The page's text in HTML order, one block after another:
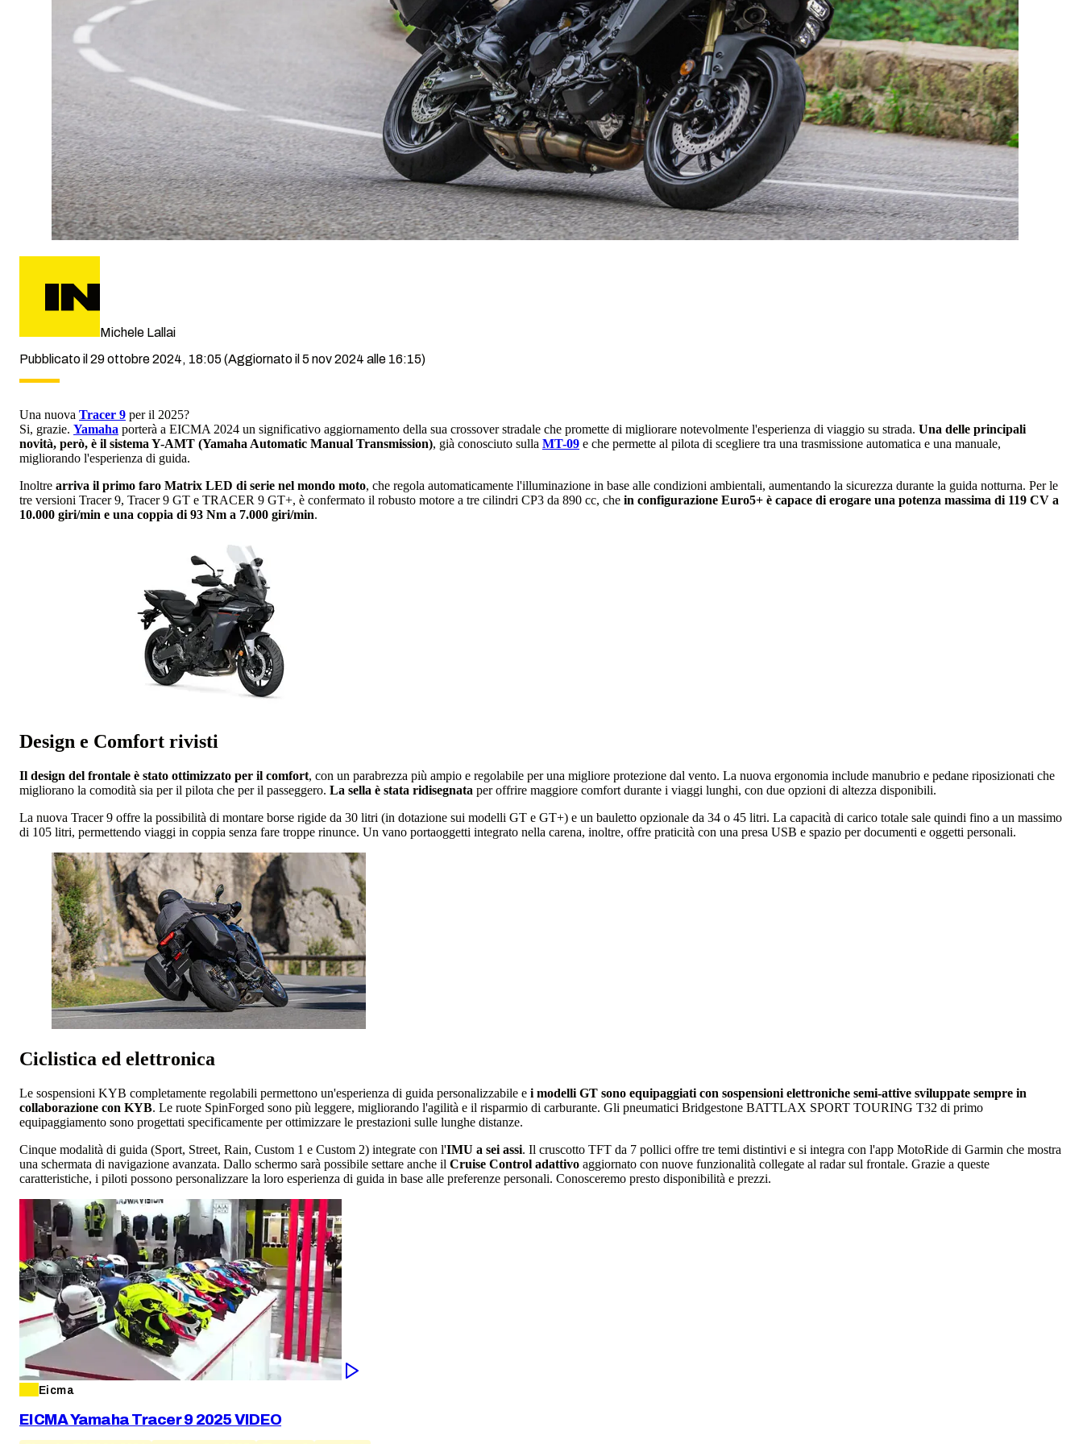
Michele Lallai
Pubblicato il 29 ottobre 2024, 18:05 (Aggiornato il 5 nov 2024 alle 16:15)
Una nuova Tracer 9 per il 2025?
Si, grazie. Yamaha porterà a EICMA 2024 un significativo aggiornamento della sua crossover stradale che promette di migliorare notevolmente l'esperienza di viaggio su strada. Una delle principali
novità, però, è il sistema Y-AMT (Yamaha Automatic Manual Transmission), già conosciuto sulla MT-09 e che permette al pilota di scegliere tra una trasmissione automatica e una manuale,
migliorando l'esperienza di guida.
Inoltre arriva il primo faro Matrix LED di serie nel mondo moto, che regola automaticamente l'illuminazione in base alle condizioni ambientali, aumentando la sicurezza durante la guida notturna. Per le
tre versioni Tracer 9, Tracer 9 GT e TRACER 9 GT+, è confermato il robusto motore a tre cilindri CP3 da 890 cc, che in configurazione Euro5+ è capace di erogare una potenza massima di 119 CV a
10.000 giri/min e una coppia di 93 Nm a 7.000 giri/min.
Design e Comfort rivisti
Il design del frontale è stato ottimizzato per il comfort, con un parabrezza più ampio e regolabile per una migliore protezione dal vento. La nuova ergonomia include manubrio e pedane riposizionati che
migliorano la comodità sia per il pilota che per il passeggero. La sella è stata ridisegnata per offrire maggiore comfort durante i viaggi lunghi, con due opzioni di altezza disponibili.
La nuova Tracer 9 offre la possibilità di montare borse rigide da 30 litri (in dotazione sui modelli GT e GT+) e un bauletto opzionale da 34 o 45 litri. La capacità di carico totale sale quindi fino a un massimo
di 105 litri, permettendo viaggi in coppia senza fare troppe rinunce. Un vano portaoggetti integrato nella carena, inoltre, offre praticità con una presa USB e spazio per documenti e oggetti personali.
Ciclistica ed elettronica
Le sospensioni KYB completamente regolabili permettono un'esperienza di guida personalizzabile e i modelli GT sono equipaggiati con sospensioni elettroniche semi-attive sviluppate sempre in
collaborazione con KYB. Le ruote SpinForged sono più leggere, migliorando l'agilità e il risparmio di carburante. Gli pneumatici Bridgestone BATTLAX SPORT TOURING T32 di primo
equipaggiamento sono progettati specificamente per ottimizzare le prestazioni sulle lunghe distanze.
Cinque modalità di guida (Sport, Street, Rain, Custom 1 e Custom 2) integrate con l'IMU a sei assi. Il cruscotto TFT da 7 pollici offre tre temi distintivi e si integra con l'app MotoRide di Garmin che mostra
una schermata di navigazione avanzata. Dallo schermo sarà possibile settare anche il Cruise Control adattivo aggiornato con nuove funzionalità collegate al radar sul frontale. Grazie a queste
caratteristiche, i piloti possono personalizzare la loro esperienza di guida in base alle preferenze personali. Conosceremo presto disponibilità e prezzi.
Eicma
EICMA Yamaha Tracer 9 2025 VIDEO